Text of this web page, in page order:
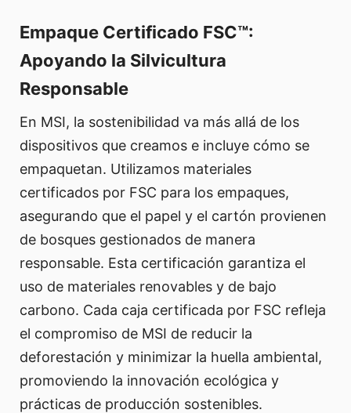
Empaque Certificado FSC™:
Apoyando la Silvicultura
Responsable
En MSI, la sostenibilidad va más allá de los
dispositivos que creamos e incluye cómo se
empaquetan. Utilizamos materiales
certificados por FSC para los empaques,
asegurando que el papel y el cartón provienen
de bosques gestionados de manera
responsable. Esta certificación garantiza el
uso de materiales renovables y de bajo
carbono. Cada caja certificada por FSC refleja
el compromiso de MSI de reducir la
deforestación y minimizar la huella ambiental,
promoviendo la innovación ecológica y
prácticas de producción sostenibles.